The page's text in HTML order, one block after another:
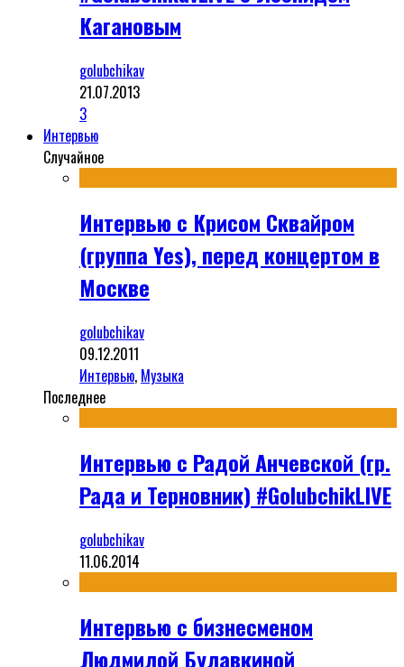
Кагановым
golubchikav
21.07.2013
3
Интервью
Случайное
Интервью с Крисом Сквайром
(группа Yes), перед концертом в
Москве
golubchikav
09.12.2011
Интервью, Музыка
Последнее
Интервью с Радой Анчевской (гр.
Рада и Терновник) #GolubchikLIVE
golubchikav
11.06.2014
Интервью с бизнесменом
Людмилой Булавкиной